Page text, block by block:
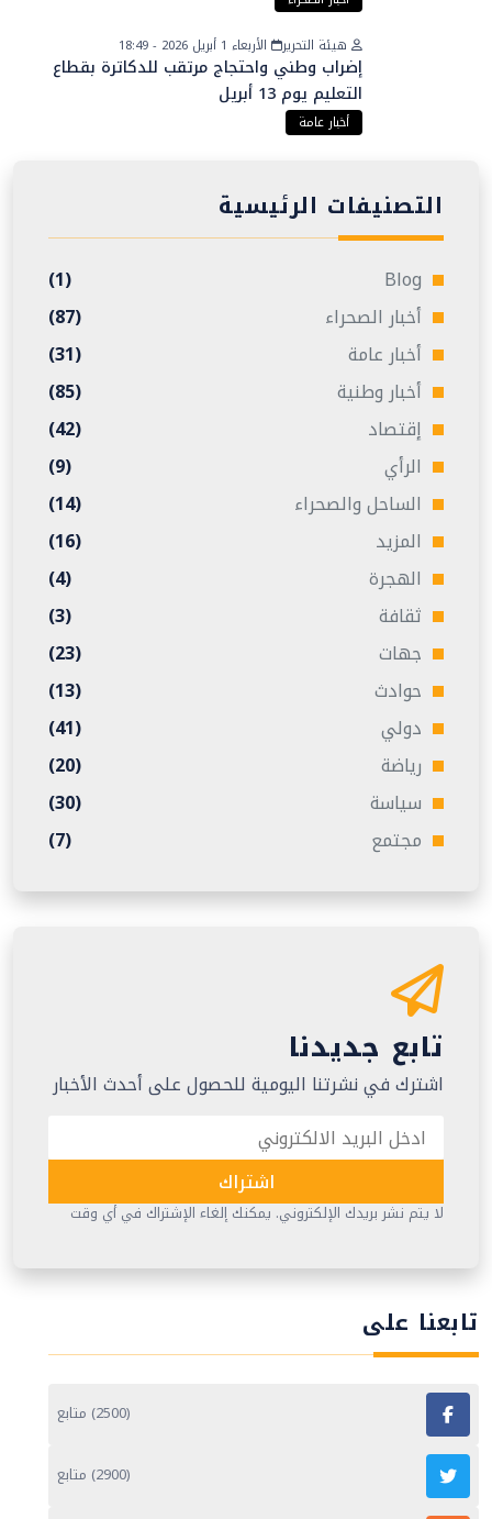
هيئة التحرير
الأربعاء 1 أبريل 2026 - 18:49
إضراب وطني واحتجاج مرتقب للدكاترة بقطاع
التعليم يوم 13 أبريل
أخبار عامة
التصنيفات الرئيسية
Blog
(1)
أخبار الصحراء
(87)
أخبار عامة
(31)
أخبار وطنية
(85)
إقتصاد
(42)
الرأي
(9)
الساحل والصحراء
(14)
المزيد
(16)
الهجرة
(4)
ثقافة
(3)
جهات
(23)
حوادث
(13)
دولي
(41)
رياضة
(20)
سياسة
(30)
مجتمع
(7)
تابع جديدنا
اشترك في نشرتنا اليومية للحصول على أحدث الأخبار
اشتراك
لا يتم نشر بريدك الإلكتروني. يمكنك إلغاء الإشتراك في أي وقت
تابعنا على
(2500) متابع
(2900) متابع